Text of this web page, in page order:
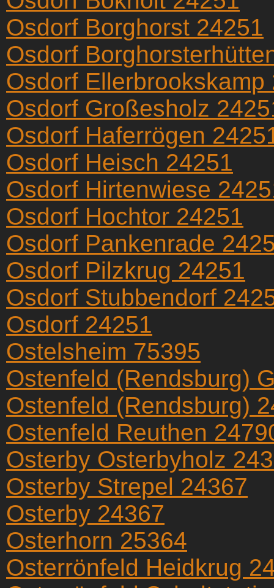
Osdorf Borghorst 24251
Osdorf
Osdorf Ellerbrookskamp
Osdorf Großesholz
Osdorf Haferrögen
Osdorf Heisch 24251
Osdorf Hirtenwiese
Osdorf Hochtor 24251
Osdorf Pankenrade
Osdorf Pilzkrug 24251
Osdorf Stubbendorf
Osdorf 24251
Ostelsheim 75395
Ostenfeld (Rendsburg)
Ostenfeld (Rendsburg)
Ostenfeld Reuthen
Osterby Osterbyholz
Osterby Strepel 24367
Osterby 24367
Osterhorn 25364
Osterrönfeld Heidkrug